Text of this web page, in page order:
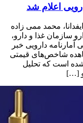
اعلام شد
محمد ممی زاده
سازمان غذا و دارو،
آمارنامه دارویی خبر
شاخص‌های قیمتی
است که تحلیل
[…]